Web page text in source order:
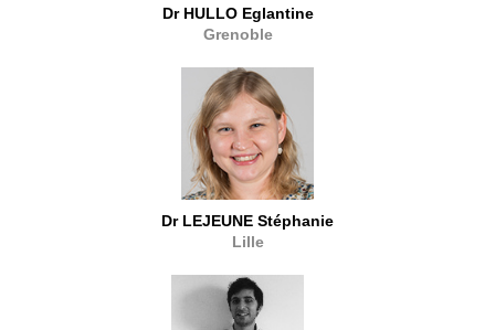
Dr HULLO Eglantine
Grenoble
Dr LEJEUNE Stéphanie
Lille